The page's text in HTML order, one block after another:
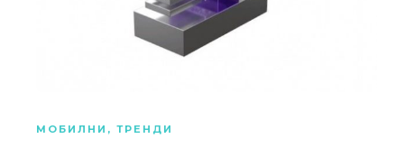
МОБИЛНИ , ТРЕНДИ